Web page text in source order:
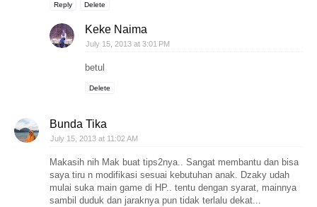
Reply Delete
Keke Naima
July 15, 2013 at 3:01 PM
betul
Delete
Bunda Tika
July 15, 2013 at 11:02 AM
Makasih nih Mak buat tips2nya.. Sangat membantu dan bisa
saya tiru n modifikasi sesuai kebutuhan anak. Dzaky udah
mulai suka main game di HP.. tentu dengan syarat, mainnya
sambil duduk dan jaraknya pun tidak terlalu dekat...